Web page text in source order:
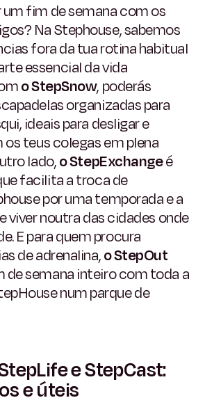
um fim de semana com os
Na Stephouse, sabemos
fora da tua rotina habitual
essencial da vida
o StepSnow, poderás
organizadas para
ideais para desligar e
teus colegas em plena
lado,o StepExchangeé
facilita a troca de
por uma temporada e a
viver noutra das cidades onde
E para quem procura
de adrenalina,o StepOut
semana inteiro com toda a
num parque de
e StepCast:
e úteis